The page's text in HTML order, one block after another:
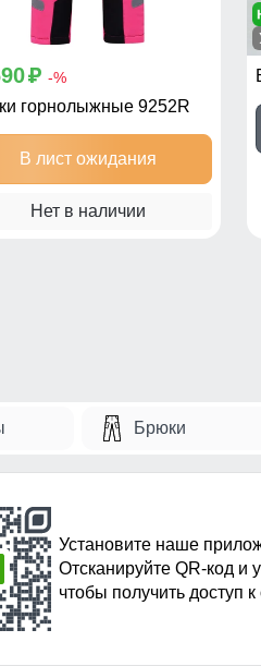
p -%
горнолыжные 9252R
В лист ожидания
Нет в наличии
Брюки
Установите наше
Отсканируйте QR-код и
чтобы получить доступ